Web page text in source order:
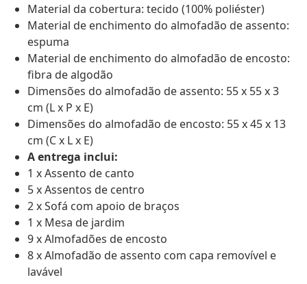
Material da cobertura: tecido (100% poliéster)
Material de enchimento do almofadão de assento:
espuma
Material de enchimento do almofadão de encosto:
fibra de algodão
Dimensões do almofadão de assento: 55 x 55 x 3
cm (L x P x E)
Dimensões do almofadão de encosto: 55 x 45 x 13
cm (C x L x E)
A entrega inclui:
1 x Assento de canto
5 x Assentos de centro
2 x Sofá com apoio de braços
1 x Mesa de jardim
9 x Almofadões de encosto
8 x Almofadão de assento com capa removível e
lavável